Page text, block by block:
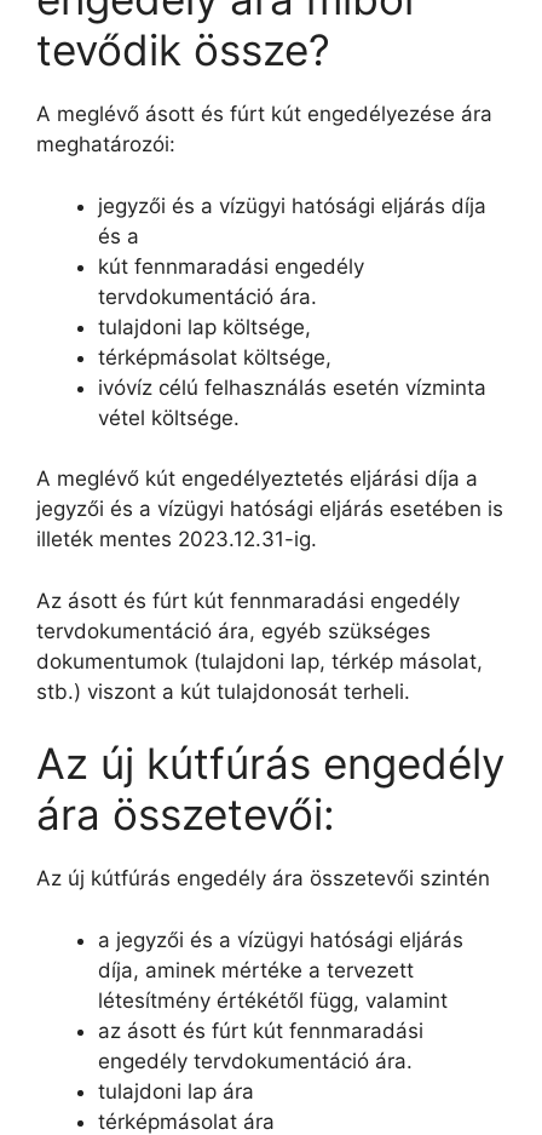
tevődik össze?
A meglévő ásott és fúrt kút engedélyezése ára
meghatározói:
jegyzői és a vízügyi hatósági eljárás díja
és a
kút fennmaradási engedély
tervdokumentáció ára.
tulajdoni lap költsége,
térképmásolat költsége,
ivóvíz célú felhasználás esetén vízminta
vétel költsége.
A meglévő kút engedélyeztetés eljárási díja a
jegyzői és a vízügyi hatósági eljárás esetében is
illeték mentes 2023.12.31-ig.
Az ásott és fúrt kút fennmaradási engedély
tervdokumentáció ára, egyéb szükséges
dokumentumok (tulajdoni lap, térkép másolat,
stb.) viszont a kút tulajdonosát terheli.
Az új kútfúrás engedély
ára összetevői:
Az új kútfúrás engedély ára összetevői szintén
a jegyzői és a vízügyi hatósági eljárás
díja, aminek mértéke a tervezett
létesítmény értékétől függ, valamint
az ásott és fúrt kút fennmaradási
engedély tervdokumentáció ára.
tulajdoni lap ára
térképmásolat ára